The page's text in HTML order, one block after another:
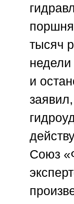
тысяч
и
Союз